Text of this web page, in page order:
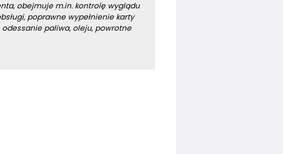
obejmuje m.in. kontrolę wyglądu
poprawne wypełnienie karty
odessanie paliwa, oleju, powrotne